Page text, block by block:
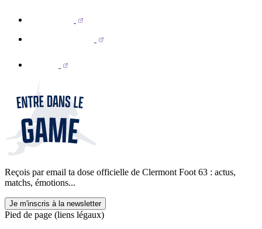
Reçois par email ta dose officielle de Clermont Foot 63 : actus,
matchs, émotions...
Je m'inscris à la newsletter
Pied de page (liens légaux)